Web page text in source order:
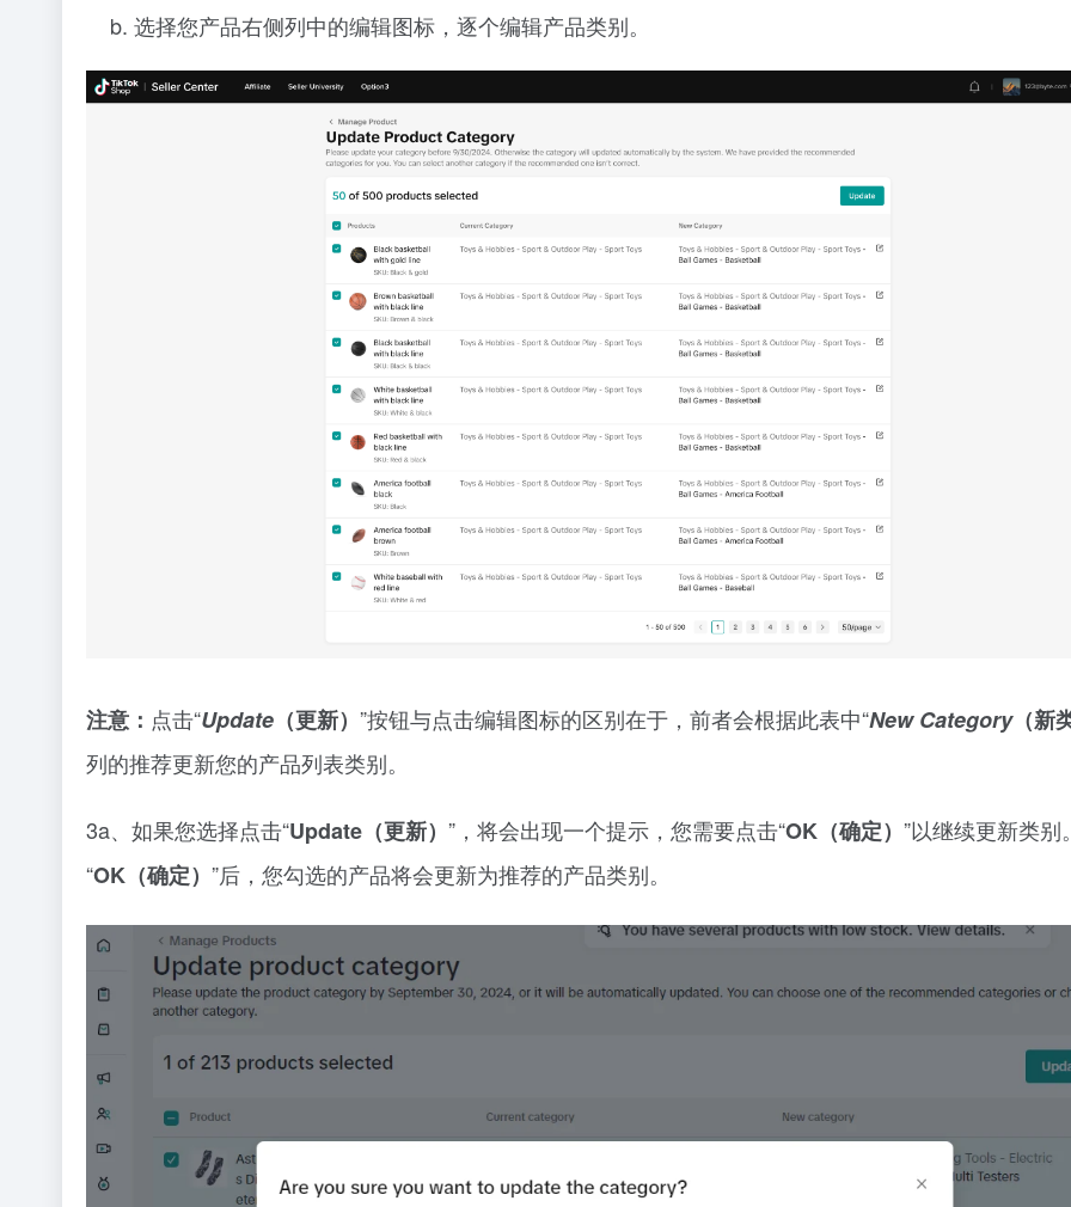
选择您产品右侧列中的编辑图标，逐个编辑产品类别。
注意： 点击“Update （更新） ”按钮与点击编辑图标的区别在于，前者会根据此表中“New Category（新
列的推荐更新您的产品列表类别。
3a、如果您选择点击“Update（更新） ”，将会出现一个提示，您需要点击“OK（确定） ”以继续更新类别
“OK（确定） ”后，您勾选的产品将会更新为推荐的产品类别。